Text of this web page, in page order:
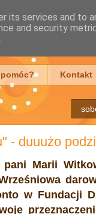
Kontakt
- duuużo
Marii
w Fundacji
its services and to
and security